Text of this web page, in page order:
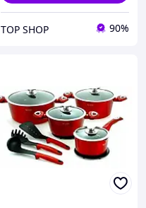
TOP SHOP 90%